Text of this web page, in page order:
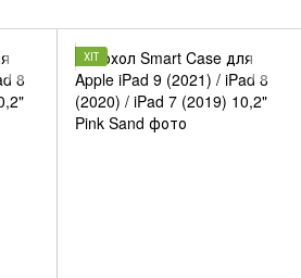
ХІТ